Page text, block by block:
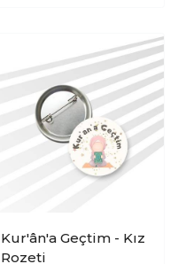
Kur'ân'a Geçtim - Kız
Rozeti